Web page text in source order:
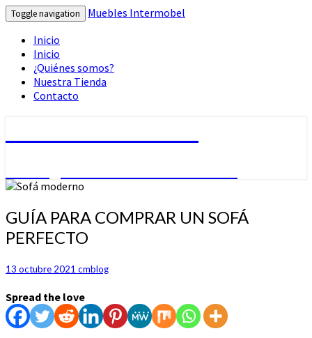
Toggle navigation
Muebles Intermobel
Inicio
Inicio
¿Quiénes somos?
Nuestra Tienda
Contacto
GUÍA
PARA
COMPRAR
SOFÁ
GUÍA PARA COMPRAR UN SOFÁ
PERFECTO
13 octubre 2021 cmblog
Spread the love